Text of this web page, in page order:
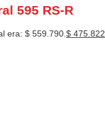
595 RS-R
era: $ 559.790. $ 475.822